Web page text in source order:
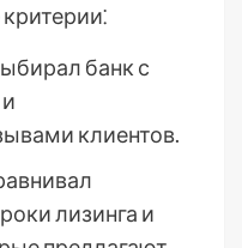
банк с
клиентов.
лизинга и